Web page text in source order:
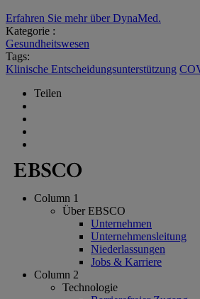
Erfahren Sie mehr über DynaMed.
Kategorie :
Gesundheitswesen
Tags:
Klinische Entscheidungsunterstützung
Teilen
Column 1
Über EBSCO
Unternehmen
Unternehmensleitung
Niederlassungen
Jobs & Karriere
Column 2
Technologie